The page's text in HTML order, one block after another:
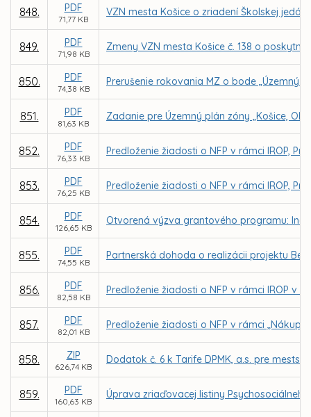
848. PDF
71,77 KB
VZN mesta Košice o zriadení Školskej
849. PDF
71,98 KB
Zmeny VZN mesta Košice č. 138 o
850. PDF
74,38 KB
Prerušenie rokovania MZ o bode „Územný
851. PDF
81,63 KB
Zadanie pre Územný plán zóny „Košice,
852. PDF
76,33 KB
Predloženie žiadosti o NFP v rámci IROP,
853. PDF
76,25 KB
Predloženie žiadosti o NFP v rámci IROP,
854. PDF
126,65 KB
Otvorená výzva grantového programu:
855. PDF
74,55 KB
Partnerská dohoda o realizácii projektu Bee
856. PDF
82,58 KB
Predloženie žiadosti o NFP v rámci IROP v
857. PDF
82,01 KB
Predloženie žiadosti o NFP v rámci
858. ZIP
626,74 KB
Dodatok č. 6 k Tarife DPMK, a.s. pre
859. PDF
160,63 KB
Úprava zriaďovacej listiny